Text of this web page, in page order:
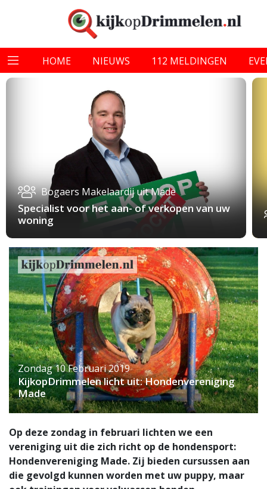
HOME NIEUWS 112 MELDINGEN
Bogaers Makelaardij uit Made
Specialist voor het aan- of verkopen van uw
woning
Zondag 10 Februari 2019
KijkopDrimmelen licht uit: Hondenvereniging
Made
Op deze zondag in februari lichten we een
vereniging uit die zich richt op de hondensport:
Hondenvereniging Made. Zij bieden cursussen aan
die gevolgd kunnen worden met uw puppy, maar